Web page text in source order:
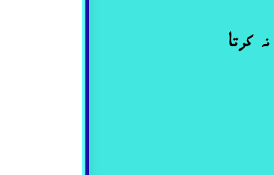
کرتا